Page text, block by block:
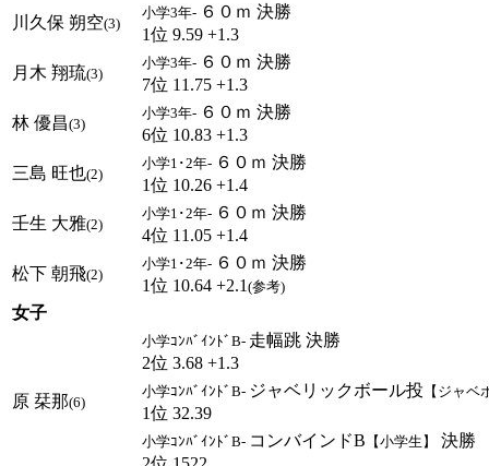
川久保 朔空(3)
小学3年- ６０ｍ 決勝
1位 9.59 +1.3
月木 翔琉(3)
小学3年- ６０ｍ 決勝
7位 11.75 +1.3
林 優昌(3)
小学3年- ６０ｍ 決勝
6位 10.83 +1.3
三島 旺也(2)
小学1･2年- ６０ｍ 決勝
1位 10.26 +1.4
壬生 大雅(2)
小学1･2年- ６０ｍ 決勝
4位 11.05 +1.4
松下 朝飛(2)
小学1･2年- ６０ｍ 決勝
1位 10.64 +2.1 (参考)
女子
原 栞那(6)
小学ｺﾝﾊﾞｲﾝﾄﾞB- 走幅跳 決勝
2位 3.68 +1.3
小学ｺﾝﾊﾞｲﾝﾄﾞB- ジャベリックボール投 【ジャベ
1位 32.39
小学ｺﾝﾊﾞｲﾝﾄﾞB- コンバインドB 【小学生】
決勝